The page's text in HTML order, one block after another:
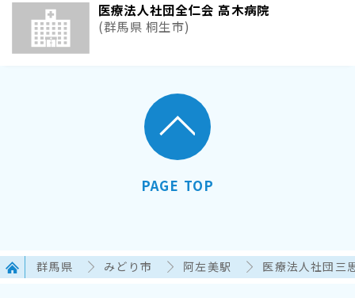
医療法人社団全仁会 高木病院
(群馬県 桐生市)
PAGE TOP
群馬県 みどり市 阿左美駅 医療法人社団三